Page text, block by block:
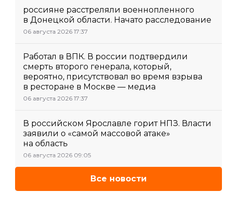
россияне расстреляли военнопленного
в Донецкой области. Начато расследование
06 августа 2026 17:37
Работал в ВПК. В россии подтвердили
смерть второго генерала, который,
вероятно, присутствовал во время взрыва
в ресторане в Москве — медиа
06 августа 2026 17:37
В российском Ярославле горит НПЗ. Власти
заявили о «самой массовой атаке»
на область
06 августа 2026 09:05
Все новости